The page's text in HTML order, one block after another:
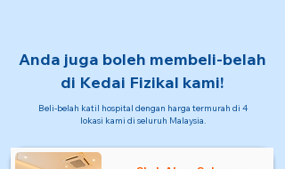
Anda juga boleh membeli-belah
di Kedai Fizikal kami!
Beli-belah katil hospital dengan harga termurah di 4
lokasi kami di seluruh Malaysia.